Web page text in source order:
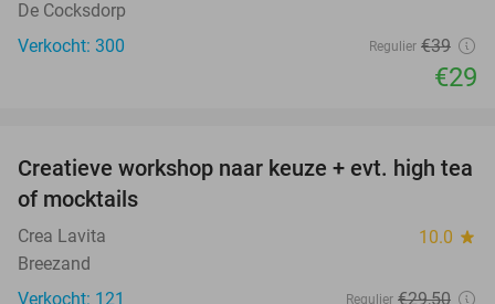
De Cocksdorp
Verkocht: 300
Regulier €39
€29
41%
Creatieve workshop naar keuze + evt. high tea
of mocktails
Crea Lavita 10.0 star
Breezand
Verkocht: 121
Regulier €29,50